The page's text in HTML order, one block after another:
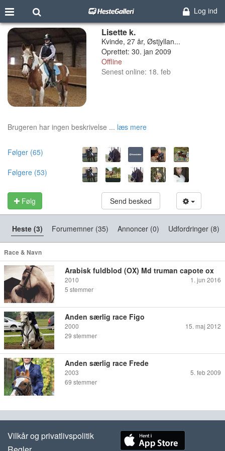
Log ind
Lisette k.
Kvinde, 27 år, Østjyllan...
Oprettet: 30. jan 2009
Offline
Senest online: 18. feb
Brugeren har ingen beskrivelse ... læs mere
Følger (65)
Følgere (53)
Følg Send besked
Heste (3) Forumemner (35) Annoncer (0) Udfordringer (8)
Race & Navn
Arabisk fuldblod (OX) Md truman capote ox
2010
1. jun 2016
5 stemmer
Anden særlig race Figo
2000
15. maj 2012
29 stemmer
Anden særlig race Frede
2003
5. feb 2009
69 stemmer
Vilkår og privatlivspolitik